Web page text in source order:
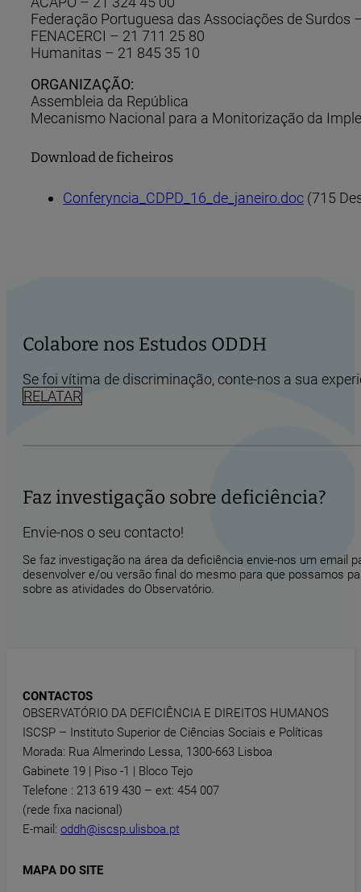
Federação Portuguesa das Associações de Surdos
FENACERCI – 21 711 25 80
Humanitas – 21 845 35 10
ORGANIZAÇÃO:
Assembleia da República
Mecanismo Nacional para a Monitorização da
Download de ficheiros
Conferyncia_CDPD_16_de_janeiro.doc (715
Colabore nos Estudos ODDH
Se foi vítima de discriminação, conte-nos a sua
RELATAR
Faz investigação sobre deficiência?
Envie-nos o seu contacto!
Se faz investigação na área da deficiência envie-nos um
desenvolver e/ou versão final do mesmo para que possamos
sobre as atividades do Observatório.
CONTACTOS
OBSERVATÓRIO DA DEFICIÊNCIA E DIREITOS HUMANOS
ISCSP – Instituto Superior de Ciências Sociais e Políticas
Morada: Rua Almerindo Lessa, 1300-663 Lisboa
Gabinete 19 | Piso -1 | Bloco Tejo
Telefone : 213 619 430 – ext: 454 007
(rede fixa nacional)
E-mail: oddh@iscsp.ulisboa.pt
MAPA DO SITE